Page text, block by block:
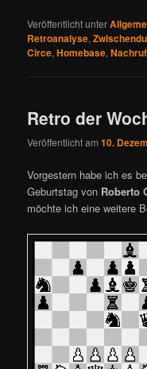
Veröffentlicht unter
Retroanalyse,
Circe,Homebase,Nachruf
Retro der
Veröffentlicht am10.
Vorgestern habe ich es
Geburtstag von Roberto
möchte ich eine weitere